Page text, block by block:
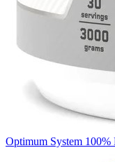
Optimum System